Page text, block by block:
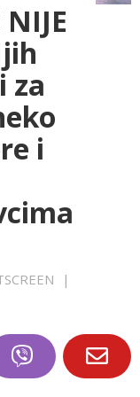
za
i
|